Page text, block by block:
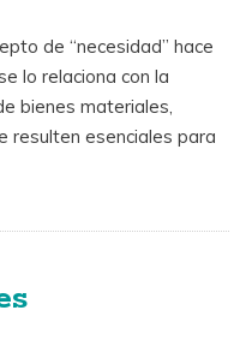
de “necesidad” hace
lo relaciona con la
bienes materiales,
resulten esenciales para